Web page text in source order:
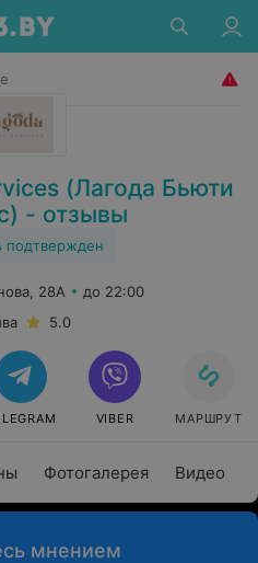
(Лагода Бьюти
- отзывы
подтвержден
Фотогалерея Видео
28А
до 22:00
5.0
VIBER МАРШРУТ
мнением